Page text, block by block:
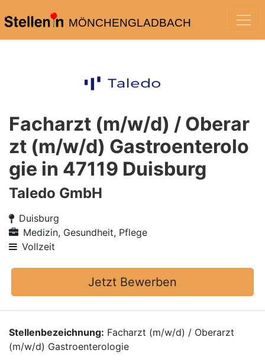
MÖNCHENGLADBACH
Facharzt (m/w/d) / Oberar
zt (m/w/d) Gastroenterolo
gie in 47119 Duisburg
Taledo GmbH
Duisburg
Medizin, Gesundheit, Pflege
Vollzeit
Jetzt Bewerben
Stellenbezeichnung: Facharzt (m/w/d) / Oberarzt
(m/w/d) Gastroenterologie